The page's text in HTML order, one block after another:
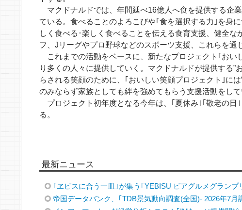
マクドナルドでは、年間延べ16億人へ食を提供する企
ている。食べることのよろこびや｢食を選択する力｣を身
しく食べる･楽しく食べることを伝える食育支援、健全
フ、Jリーグやプロ野球などのスポーツ支援、これらを通
これまでの活動をベースに、新たなプロジェクト｢おい
り多くの人々に提供していく。マクドナルドが提供する
らされる笑顔のために、｢おいしい笑顔プロジェクト｣に
のみならず家族としても絆を強めてもらう支援活動をして
プロジェクト初年度となる今年は、｢夏休み｣｢敬老の日
る。
最新ニュース
｢ヱビスに合う一皿｣が集う｢YEBISU ビアグルメグランプ
帝国データバンク、｢TDB景気動向調査(全国)- 2026年7月